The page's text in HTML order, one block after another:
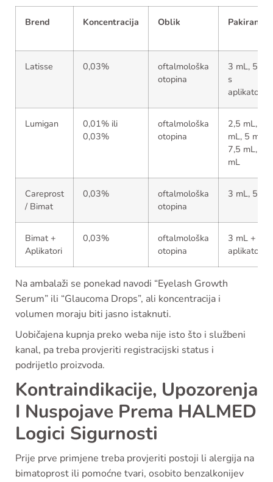
Brend Koncentracija Oblik Pakiranje
Latisse 0,03%
oftalmološka
otopina
3 mL, 5
s
Lumigan
0,01% ili
0,03%
oftalmološka
otopina
2,5 mL, 3
mL, 5 mL,
7,5 mL, 9
mL
Careprost
/ Bimat
0,03%
oftalmološka
otopina
3 mL, 5 mL
Bimat +
Aplikatori
0,03%
oftalmološka
otopina
3 mL +
aplikatori
Na ambalaži se ponekad navodi “Eyelash Growth
Serum” ili “Glaucoma Drops”, ali koncentracija i
volumen moraju biti jasno istaknuti.
Uobičajena kupnja preko weba nije isto što i službeni
kanal, pa treba provjeriti registracijski status i
podrijetlo proizvoda.
Kontraindikacije, Upozorenja
I Nuspojave Prema HALMED
Logici Sigurnosti
Prije prve primjene treba provjeriti postoji li alergija na
bimatoprost ili pomoćne tvari, osobito benzalkonijev